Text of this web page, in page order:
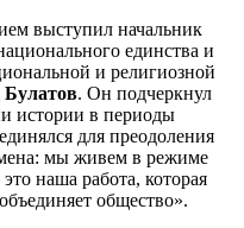
выступил начальник
единства и
и религиозной
Булатов. Он подчеркнул
истории в периоды
для преодоления
мы живем в режиме
наша работа, которая
общество».